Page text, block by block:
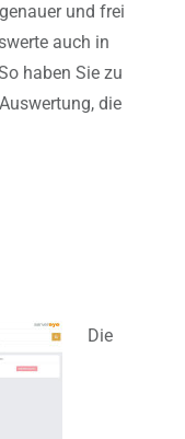
und frei
auch in
haben Sie zu
die
Die